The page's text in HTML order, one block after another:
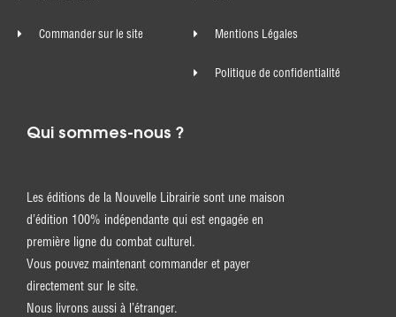
Commander sur le site Mentions Légales
Politique de confidentialité
Qui sommes-nous ?
Les éditions de la Nouvelle Librairie sont une maison
d’édition 100% indépendante qui est engagée en
première ligne du combat culturel.
Vous pouvez maintenant commander et payer
directement sur le site.
Nous livrons aussi à l’étranger.